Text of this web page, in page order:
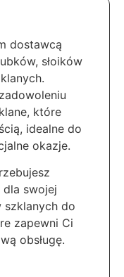
dostawcą
słoików
które
idealne do
okazje.
swojej
do
zapewni Ci
obsługę.